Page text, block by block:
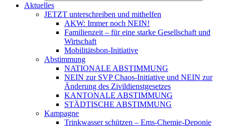
Aktuelles
JETZT unterschreiben und mithelfen
AKW: Immer noch NEIN!
Familienzeit – für eine starke Gesellschaft und
Wirtschaft
Mobilitätsbon-Initiative
Abstimmung
NATIONALE ABSTIMMUNG
NEIN zur SVP Chaos-Initiative und NEIN zur
Änderung des Zivildienstgesetzes
KANTONALE ABSTIMMUNG
STÄDTISCHE ABSTIMMUNG
Kampagne
Trinkwasser schützen – Ems-Chemie-Deponie